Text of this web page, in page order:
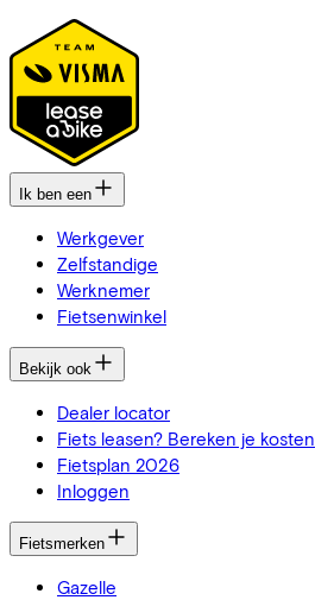
Ik ben een
Werkgever
Zelfstandige
Werknemer
Fietsenwinkel
Bekijk ook
Dealer locator
Fiets leasen? Bereken je kosten
Fietsplan 2026
Inloggen
Fietsmerken
Gazelle